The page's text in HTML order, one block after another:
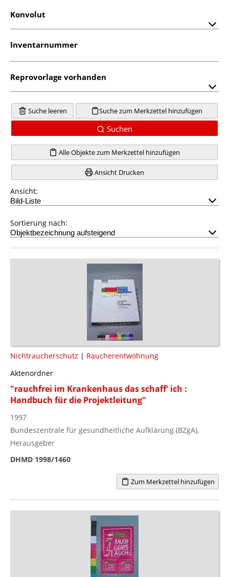
Konvolut
Inventarnummer
Reprovorlage vorhanden
Suche leeren Suche zum Merkzettel hinzufügen
Suchen
Alle Objekte zum Merkzettel hinzufügen
Ansicht Drucken
Ansicht:
Sortierung nach:
Nichtraucherschutz | Raucherentwöhnung
Aktenordner
"rauchfrei im Krankenhaus das schaff' ich :
Handbuch für die Projektleitung"
1997
Bundeszentrale für gesundheitliche Aufklärung (BZgA),
Herausgeber
DHMD 1998/1460
Zum Merkzettel hinzufügen